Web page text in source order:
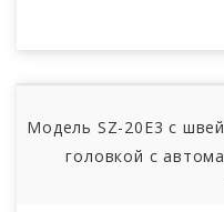
Модель SZ-20E3 с
головкой с